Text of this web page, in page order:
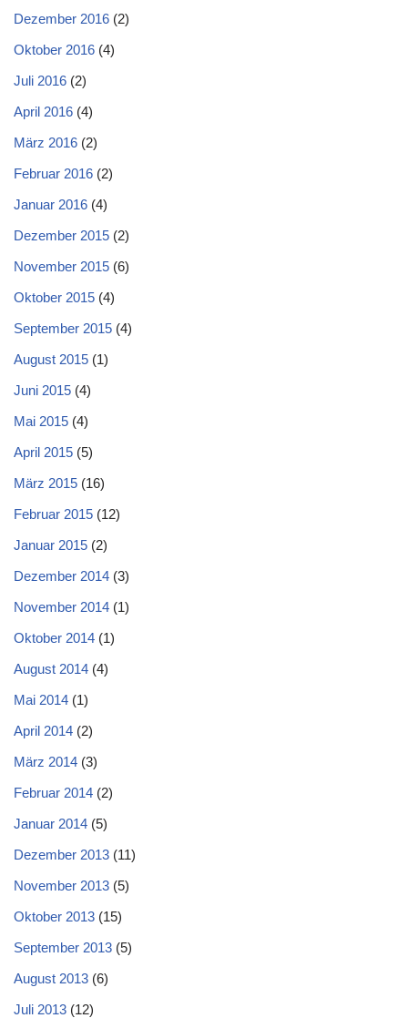
Dezember 2016 (2)
Oktober 2016 (4)
Juli 2016 (2)
April 2016 (4)
März 2016 (2)
Februar 2016 (2)
Januar 2016 (4)
Dezember 2015 (2)
November 2015 (6)
Oktober 2015 (4)
September 2015 (4)
August 2015 (1)
Juni 2015 (4)
Mai 2015 (4)
April 2015 (5)
März 2015 (16)
Februar 2015 (12)
Januar 2015 (2)
Dezember 2014 (3)
November 2014 (1)
Oktober 2014 (1)
August 2014 (4)
Mai 2014 (1)
April 2014 (2)
März 2014 (3)
Februar 2014 (2)
Januar 2014 (5)
Dezember 2013 (11)
November 2013 (5)
Oktober 2013 (15)
September 2013 (5)
August 2013 (6)
Juli 2013 (12)